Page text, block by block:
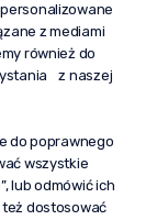
z mediami
również do
z naszej
do poprawnego
wszystkie
lub odmówić ich
też dostosować